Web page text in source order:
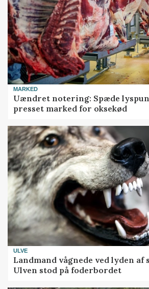
MARKED
Uændret notering: Spæde
presset marked for oksekød
ULVE
Landmand vågnede ved lyden
Ulven stod på foderbordet